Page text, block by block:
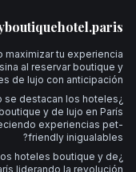
maximizar tu experiencia
al reservar boutique y
de lujo con anticipación
se destacan los hoteles
y de lujo en París
experiencias pet-
friendly inigualables?
los hoteles boutique y de
liderando la revolución